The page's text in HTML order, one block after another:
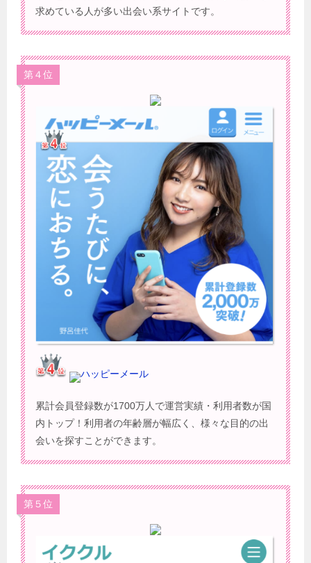
求めている人が多い出会い系サイトです。
第４位
ハッピーメール
累計会員登録数が1700万人で運営実績・利用者数が国
内トップ！利用者の年齢層が幅広く、様々な目的の出
会いを探すことができます。
第５位